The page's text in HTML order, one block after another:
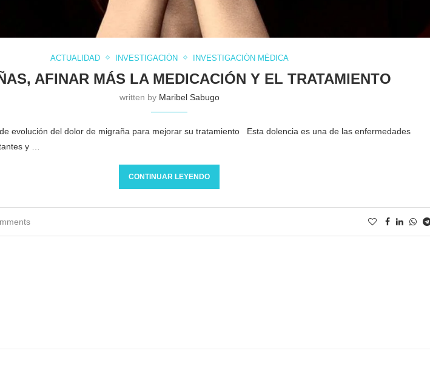
ACTUALIDAD INVESTIGACIÓN INVESTIGACIÓN MÉDICA
AFINAR MÁS LA MEDICACIÓN Y EL TRATAMIENTO
written by Maribel Sabugo
evolución del dolor de migraña para mejorar su tratamiento Esta dolencia es una de las enfermedades
y …
CONTINUAR LEYENDO